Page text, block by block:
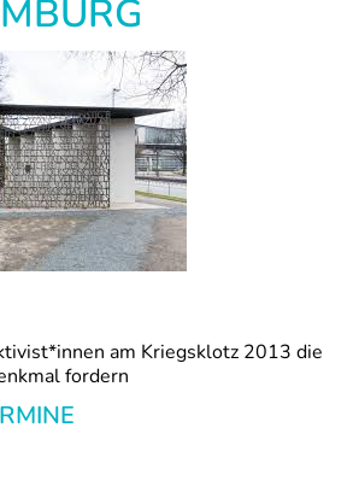
am Kriegsklotz 2013 die
fordern